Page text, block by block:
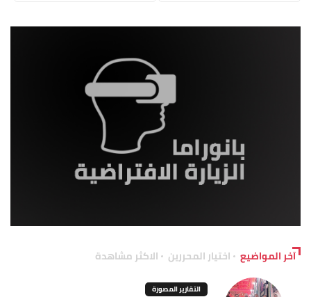
آخر المواضيع اختيار المحررين الاكثر مشاهدة
التقارير المصورة